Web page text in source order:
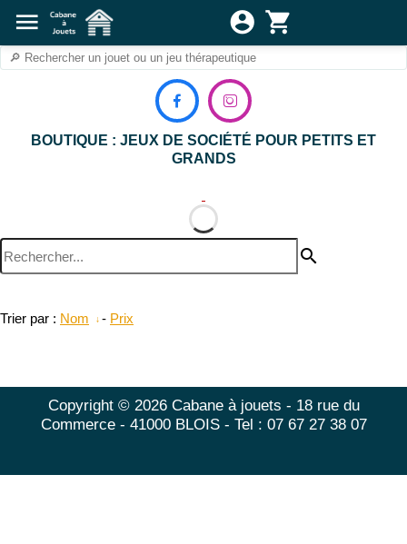
 
BOUTIQUE : JEUX DE SOCIÉTÉ POUR PETITS ET
GRANDS
search
Trier par : Nom - Prix
Copyright © 2026 Cabane à jouets - 18 rue du
Commerce - 41000 BLOIS - Tel : 07 67 27 38 07
menu account_circle shopping_cart